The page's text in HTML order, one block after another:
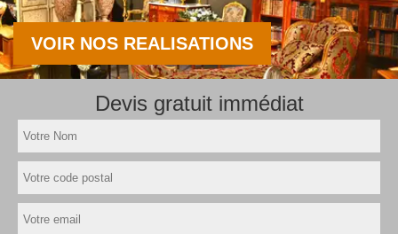
VOIR NOS REALISATIONS
Devis gratuit immédiat